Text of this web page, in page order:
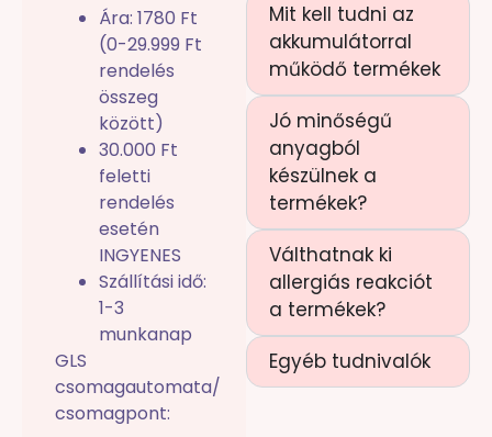
Ára: 1780 Ft
(0-29.999 Ft
rendelés
összeg
között)
30.000 Ft
feletti
rendelés
esetén
INGYENES
Szállítási idő:
1-3
munkanap
GLS
csomagautomata/
csomagpont:
Mit kell tudni az
akkumulátorral
működő termékek
Jó minőségű
anyagból
készülnek a
termékek?
Válthatnak ki
allergiás reakciót
a termékek?
Egyéb tudnivalók